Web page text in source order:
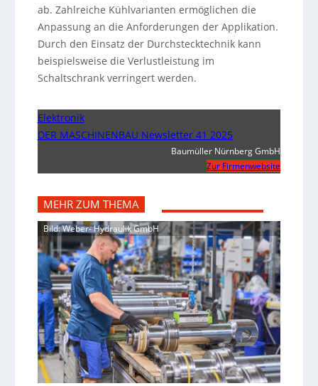
ab. Zahlreiche Kühlvarianten ermöglichen die
Anpassung an die Anforderungen der Applikation.
Durch den Einsatz der Durchstecktechnik kann
beispielsweise die Verlustleistung im
Schaltschrank verringert werden.
Elektronik
DER MASCHINENBAU Newsletter 41 2025
Baumüller Nürnberg GmbH
Zur Firmenwebsite
MEHR ZUM THEMA
Bild: Weber- Hydraulik GmbH